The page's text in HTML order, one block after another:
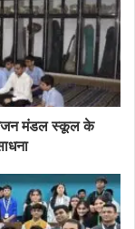
मंडल स्कूल के